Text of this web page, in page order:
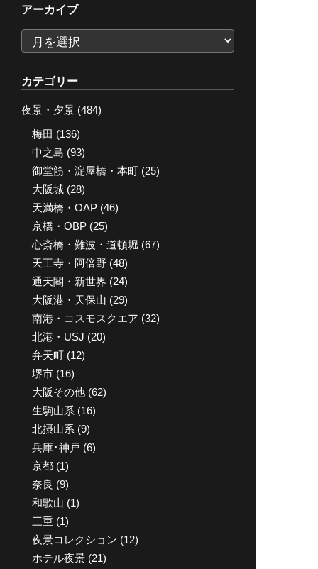
アーカイブ
ー
カ
イ
ブ
カテゴリー
夜景・夕景 (484)
梅田 (136)
中之島 (93)
御堂筋・淀屋橋・本町 (25)
大阪城 (28)
天満橋・OAP (46)
京橋・OBP (25)
心斎橋・難波・道頓堀 (67)
天王寺・阿倍野 (48)
通天閣・新世界 (24)
大阪港・天保山 (29)
南港・コスモスクエア (32)
北港・USJ (20)
弁天町 (12)
堺市 (16)
大阪その他 (62)
生駒山系 (16)
北摂山系 (9)
兵庫･神戸 (6)
京都 (1)
奈良 (9)
和歌山 (1)
三重 (1)
夜景コレクション (12)
ホテル夜景 (21)